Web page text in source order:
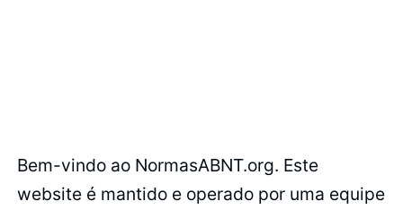
Bem-vindo ao NormasABNT.org. Este
website é mantido e operado por uma equipe